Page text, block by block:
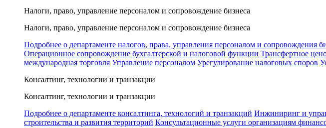
Налоги, право, управление персоналом и сопровождение бизнеса
Налоги, право, управление персоналом и сопровождение бизнеса
Подробнее о департаменте налогов, права, управления персоналом и сопровождения
Операционное сопровождение бухгалтерской и налоговой функции Трансфертное
международная торговля Управление персоналом Урегулирование налоговых споров
Консалтинг, технологии и транзакции
Консалтинг, технологии и транзакции
Подробнее о департаменте консалтинга, технологий и транзакций Инжиниринг и
строительства и развития территорий Консультационные услуги организациям